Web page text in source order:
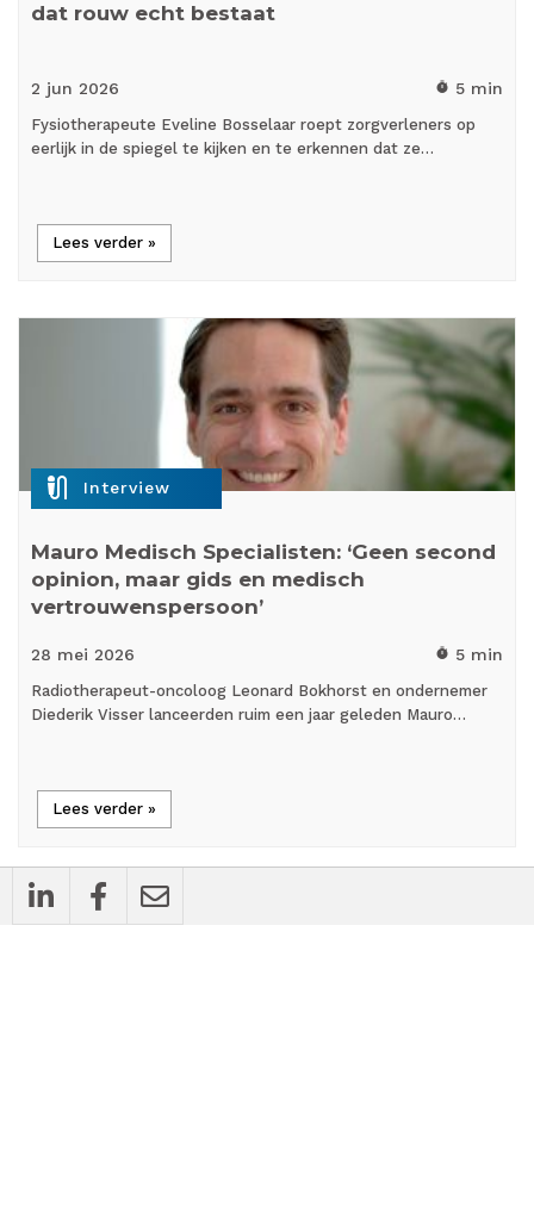
dat rouw echt bestaat
2 jun 2026 timer 5 min
Fysiotherapeute Eveline Bosselaar roept zorgverleners op
eerlijk in de spiegel te kijken en te erkennen dat ze…
Lees verder »
mic_external_on Interview
Mauro Medisch Specialisten: ‘Geen second
opinion, maar gids en medisch
vertrouwenspersoon’
28 mei 2026 timer 5 min
Radiotherapeut-oncoloog Leonard Bokhorst en ondernemer
Diederik Visser lanceerden ruim een jaar geleden Mauro…
Lees verder »